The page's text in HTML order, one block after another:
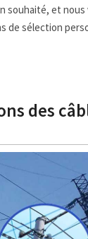
souhaité, et
de sélection
des